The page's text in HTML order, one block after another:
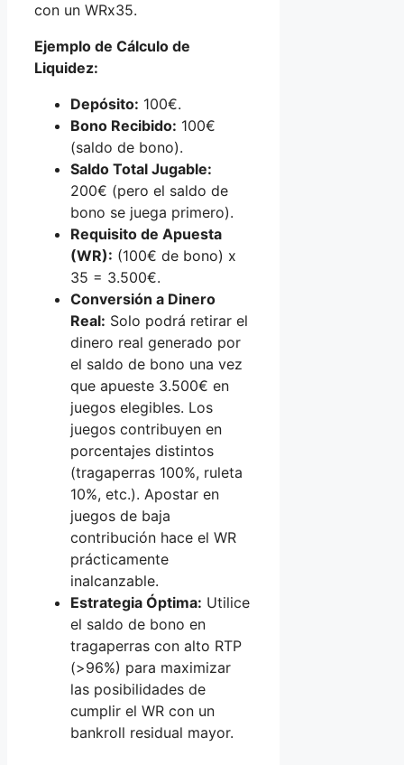
con un WRx35.
Ejemplo de Cálculo de
Liquidez:
Depósito: 100€.
Bono Recibido: 100€
(saldo de bono).
Saldo Total Jugable:
200€ (pero el saldo de
bono se juega primero).
Requisito de Apuesta
(WR): (100€ de bono) x
35 = 3.500€.
Conversión a Dinero
Real: Solo podrá retirar el
dinero real generado por
el saldo de bono una vez
que apueste 3.500€ en
juegos elegibles. Los
juegos contribuyen en
porcentajes distintos
(tragaperras 100%, ruleta
10%, etc.). Apostar en
juegos de baja
contribución hace el WR
prácticamente
inalcanzable.
Estrategia Óptima: Utilice
el saldo de bono en
tragaperras con alto RTP
(>96%) para maximizar
las posibilidades de
cumplir el WR con un
bankroll residual mayor.